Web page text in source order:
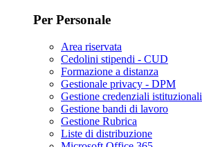
Per Personale
Area riservata
Cedolini stipendi - CUD
Formazione a distanza
Gestionale privacy - DPM
Gestione credenziali istituzionali
Gestione bandi di lavoro
Gestione Rubrica
Liste di distribuzione